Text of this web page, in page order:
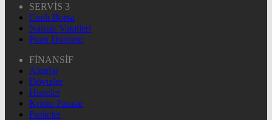
SERVİS 3
Canlı Borsa
Namaz Vakitleri
Puan Durumu
FİNANSİF
Altınlar
Dövizler
Hisseler
Kripto Paralar
Pariteler